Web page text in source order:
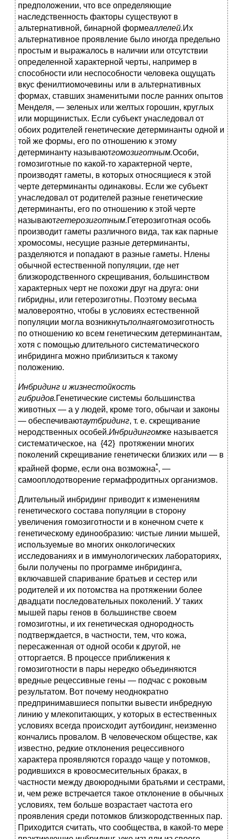
предположении, что все определяющие
наследственность факторы существуют в
альтернативной, бинарной формеаллелей.Их
альтернативное проявление было иногда предельно
простым и выражалось в наличии или отсутствии
определенной характерной черты, например в
способности или неспособности человека ощущать
вкус фенилтиомочевины или в альтернативных
формах, ставших знаменитыми после ранних опытов
Менделя, — зеленых или желтых горошин, круглых
или морщинистых. Если субъект унаследовал от
обоих родителей генетические детерминанты одной и
той же формы, его по отношению к этому
детерминанту называютгомозиготным.Особи,
гомозиготные по какой-то характерной черте,
производят гаметы, в которых относящиеся к этой
черте детерминанты одинаковы. Если же субъект
унаследовал от родителей разные генетические
детерминанты, его по отношению к этой черте
называютгетерозиготным.Гетерозиготная особь
производит гаметы различного вида, так как парные
хромосомы, несущие разные детерминанты,
разделяются и попадают в разные гаметы. Нлены
обычной естественной популяции, где нет
близкородственного скрещивания, большинством
характерных черт не похожи друг на друга: они
гибридны, или гетерозиготны. Поэтому весьма
маловероятно, чтобы в условиях естественной
популяции могла возникнутьполнаягомозиготность
по отношению ко всем генетическим детерминантам,
хотя с помощью длительного систематического
инбридинга можно приблизиться к такому
положению.
Инбридинг и жизнестойкость
гибридов.Генетические системы большинства
животных — а у людей, кроме того, обычаи и законы
— обеспечиваютаутбридинг, т. е. скрещивание
неродственных особей.Инбридингомже называется
систематическое, на {42} протяжении многих
поколений скрещивание генетически близких или — в
крайней форме, если она возможна*, —
самооплодотворение гермафродитных организмов.
Длительный инбридинг приводит к изменениям
генетического состава популяции в сторону
увеличения гомозиготности и в конечном счете к
генетическому единообразию: чистые линии мышей,
используемые во многих онкологических
исследованиях и в иммунологических лабораториях,
были получены по программе инбридинга,
включавшей спаривание братьев и сестер или
родителей и их потомства на протяжении более
двадцати последовательных поколений. У таких
мышей пары генов в большинстве своем
гомозиготны, и их генетическая однородность
подтверждается, в частности, тем, что кожа,
пересаженная от одной особи к другой, не
отторгается. В процессе приближения к
гомозиготности в пары нередко объединяются
вредные рецессивные гены — подчас с роковым
результатом. Вот почему неоднократно
предпринимавшиеся попытки вывести инбредную
линию у млекопитающих, у которых в естественных
условиях всегда происходит аутбоидинг, неизменно
кончались провалом. В человеческом обществе, как
известно, редкие отклонения рецессивного
характера проявляются гораздо чаще у потомков,
родившихся в кровосмесительных браках, в
частности между двоюродными братьями и сестрами,
и, чем реже встречается такое отклонение в обычных
условиях, тем больше возрастает частота его
проявления среди потомков близкородственных пар.
Приходится считать, что сообщества, в какой-то мере